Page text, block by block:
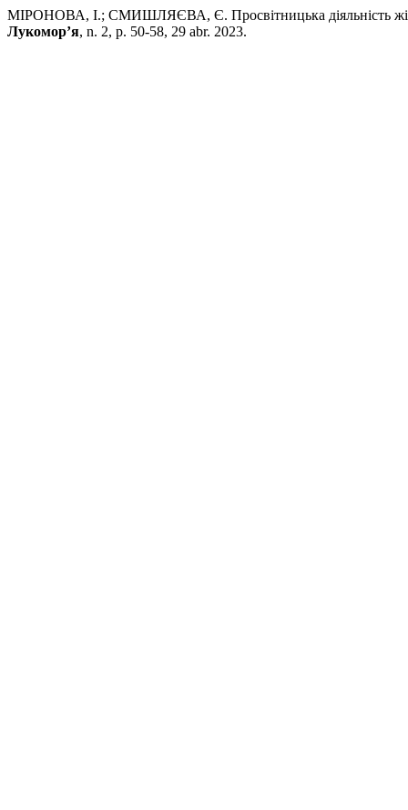
МІРОНОВА, І.; СМИШЛЯЄВА, Є. Просвітницька діяльність
Лукомор’я, n. 2, p. 50-58, 29 abr. 2023.